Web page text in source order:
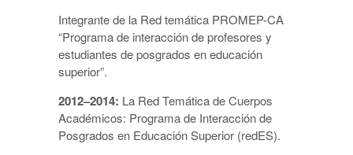
Integrante de la Red temática PROMEP-CA
“Programa de interacción de profesores y
estudiantes de posgrados en educación
superior”.
2012–2014: La Red Temática de Cuerpos
Académicos: Programa de Interacción de
Posgrados en Educación Superior (redES).